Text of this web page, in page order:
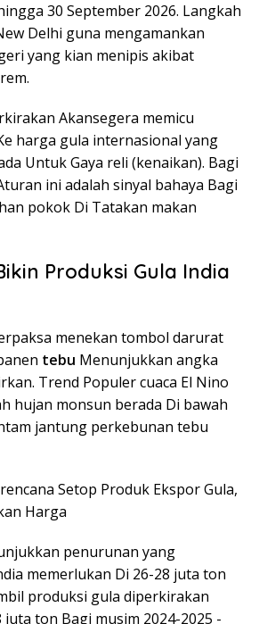
30 September 2026. Langkah
Delhi guna mengamankan
yang kian menipis akibat
Akansegera memicu
harga gula internasional yang
Untuk Gaya reli (kenaikan). Bagi
ini adalah sinyal bahaya Bagi
pokok Di Tatakan makan
Produksi Gula India
menekan tombol darurat
tebu Menunjukkan angka
Trend Populer cuaca El Nino
hujan monsun berada Di bawah
jantung perkebunan tebu
Setop Produk Ekspor Gula,
Harga
penurunan yang
memerlukan Di 26-28 juta ton
produksi gula diperkirakan
ton Bagi musim 2024-2025 -